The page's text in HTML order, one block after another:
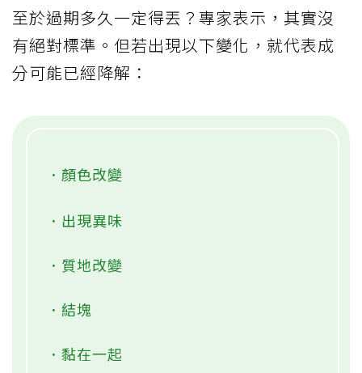
至於過期多久一定得丟？專家表示，其實沒
有絕對標準。但若出現以下變化，就代表成
分可能已經降解：
．顏色改變
．出現異味
．質地改變
．結塊
．黏在一起